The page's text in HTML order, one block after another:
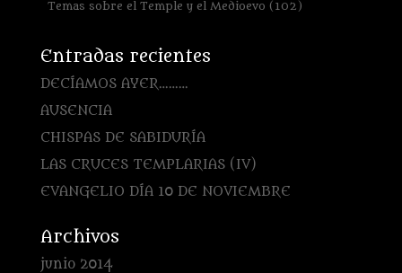
Temas sobre el Temple y el Medioevo (102)
Entradas recientes
DECÍAMOS AYER………
AUSENCIA
CHISPAS DE SABIDURÍA
LAS CRUCES TEMPLARIAS (IV)
EVANGELIO DÍA 10 DE NOVIEMBRE
Archivos
junio 2014